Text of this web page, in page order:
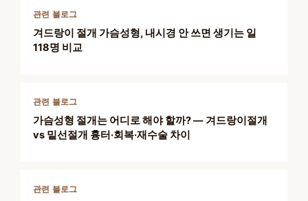
관련 블로그
겨드랑이 절개 가슴성형, 내시경 안 쓰면 생기는 일
118명 비교
관련 블로그
가슴성형 절개는 어디로 해야 할까? — 겨드랑이절개
vs 밑선절개 흉터·회복·재수술 차이
관련 블로그